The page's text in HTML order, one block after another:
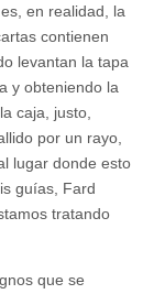
en realidad, la
contienen
levantan la tapa
y obteniendo la
caja, justo,
por un rayo,
lugar donde esto
guías, Fard
tratando
que se